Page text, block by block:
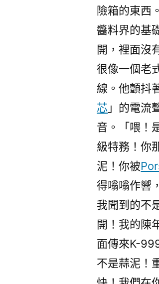
險箱的東西
醬料界的基
開，裡面沒
很像一個老
線。他顫抖
芯 」的電流
音。「喂！
級特務！你
泥！你被
得嗡嗡作響
我聞到的不
開！我的陳
面傳來K-
不是蒜泥！